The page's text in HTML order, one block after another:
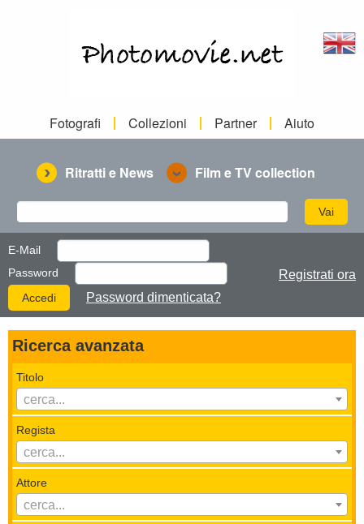
Fotografi Collezioni Partner Aiuto
Ritratti e News Film e TV collection
E-Mail
Password
Password dimenticata?
Registrati ora
Ricerca avanzata
Titolo
cerca...
Regista
cerca...
Attore
cerca...